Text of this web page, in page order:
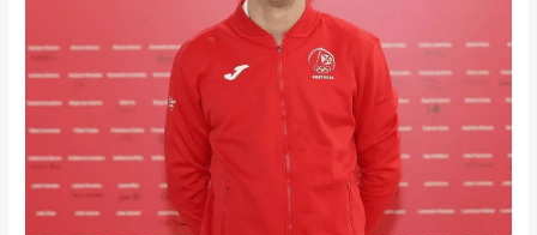
Encontro
Esperanças
Olímpicas